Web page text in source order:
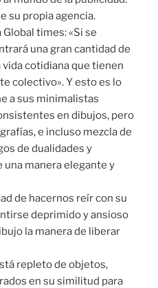
su propia agencia.
times: «Si se
una gran cantidad de
cotidiana que tienen
colectivo». Y esto es lo
a sus minimalistas
en dibujos, pero
e incluso mezcla de
de dualidades y
manera elegante y
de hacernos reír con su
deprimido y ansioso
la manera de liberar
repleto de objetos,
en su similitud para